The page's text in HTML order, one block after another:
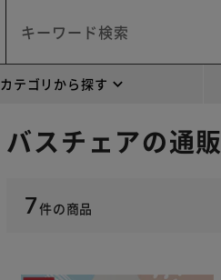
カテゴリから探す
バスチェアの通販
7件の商品